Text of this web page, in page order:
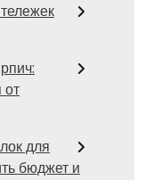
от
для
бюджет и